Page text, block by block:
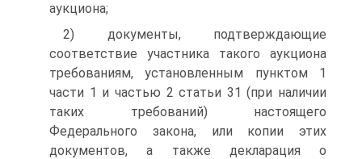
аукциона;
2) документы, подтверждающие
соответствие участника такого аукциона
требованиям, установленным пунктом 1
части 1 и частью 2 статьи 31 (при наличии
таких требований) настоящего
Федерального закона, или копии этих
документов, а также декларация о